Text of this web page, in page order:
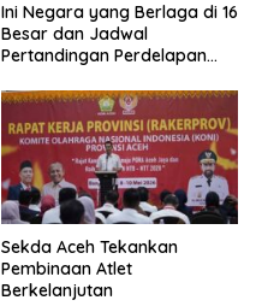
Ini Negara yang Berlaga di 16
Besar dan Jadwal
Pertandingan Perdelapan
Sekda Aceh Tekankan
Pembinaan Atlet
Berkelanjutan